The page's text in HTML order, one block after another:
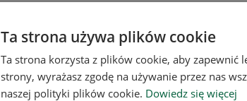
Ta strona używa plików cookie
Ta strona korzysta z plików cookie, aby zapewnić
strony, wyrażasz zgodę na używanie przez nas
naszej polityki plików cookie. Dowiedz się więcej